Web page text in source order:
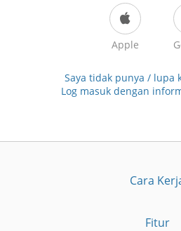
Apple
Saya tidak punya / lupa
Log masuk dengan
Cara
Fitur